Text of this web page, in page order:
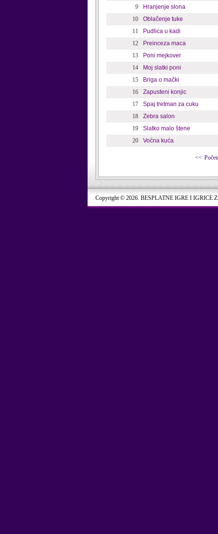
9
Hranjenje slona
10
Oblačenje tuke
11
Pudlica u kadi
12
Preinceza maca
13
Poni mejkover
14
Moj slatki poni
15
Briga o mački
16
Zapusteni konjic
17
Spaj tretman za cuku
18
Zebra salon
19
Slatko malo štene
20
Voćna kuća
<<
Copyright © 2026. BESPLATNE IGRE I IGRICE